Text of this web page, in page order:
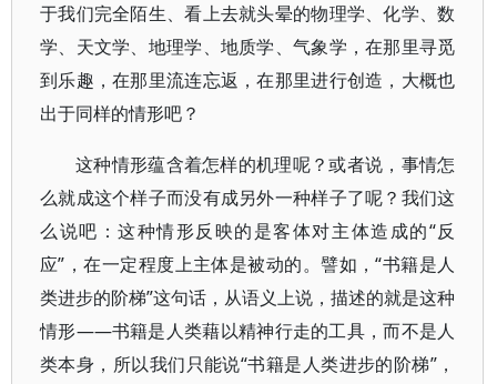
于我们完全陌生、看上去就头晕的物理学、化学、数
学、天文学、地理学、地质学、气象学，在那里寻觅
到乐趣，在那里流连忘返，在那里进行创造，大概也
出于同样的情形吧？
这种情形蕴含着怎样的机理呢？或者说，事情怎
么就成这个样子而没有成另外一种样子了呢？我们这
么说吧：这种情形反映的是客体对主体造成的“反
应”，在一定程度上主体是被动的。譬如，“书籍是人
类进步的阶梯”这句话，从语义上说，描述的就是这种
情形——书籍是人类藉以精神行走的工具，而不是人
类本身，所以我们只能说“书籍是人类进步的阶梯”，